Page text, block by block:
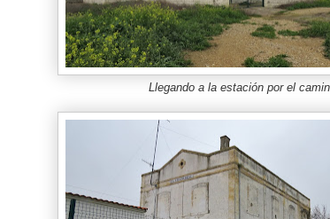
Llegando a la estación por el